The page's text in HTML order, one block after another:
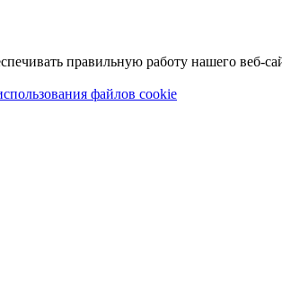
правильную работу нашего веб-
файлов cookie